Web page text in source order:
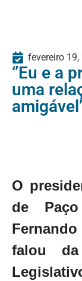
fevereiro 19,
‘’Eu e a
uma
O
de
falou